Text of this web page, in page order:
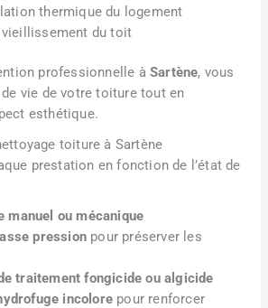
thermique du logement
du toit
professionnelle àSartène, vous
vie de votre toiture tout en
esthétique.
toiture à Sartène
prestation en fonction de l’état de
manuel ou mécanique
pression pour préserver les
traitement fongicide ou algicide
incolore pour renforcer